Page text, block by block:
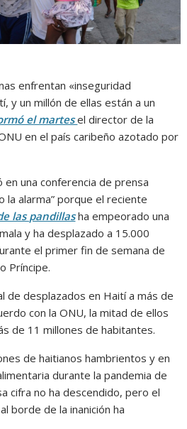
enfrentan «inseguridad
y un millón de ellas están a un
el martesel director de la
en el país caribeño azotado por
en una conferencia de prensa
la alarma” porque el reciente
las pandillasha empeorado una
y ha desplazado a 15.000
el primer fin de semana de
Príncipe.
de desplazados en Haití a más de
con la ONU, la mitad de ellos
de 11 millones de habitantes.
de haitianos hambrientos y en
durante la pandemia de
cifra no ha descendido, pero el
borde de la inanición ha